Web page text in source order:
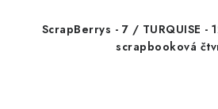
ScrapBerrys - 7 / TURQUISE -
scrapbooková